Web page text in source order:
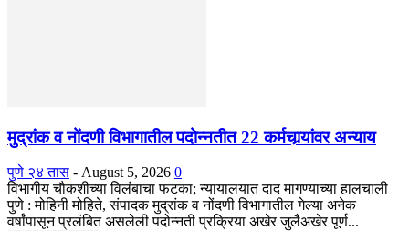
मुद्रांक व नोंदणी विभागातील पदोन्नतीत 22 कर्मचार्‍यांवर अन्याय
पुणे २४ तास - August 5, 2026 0
विभागीय चौकशीच्या विलंबाचा फटका; न्यायालयात दाद मागण्याच्या हालचाली
पुणे : मोहिनी मोहिते, संपादक मुद्रांक व नोंदणी विभागातील गेल्या अनेक
वर्षांपासून प्रलंबित असलेली पदोन्नती प्रक्रिया अखेर जुलैअखेर पूर्ण...